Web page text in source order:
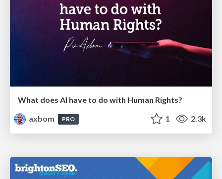
What does AI have to do with Human Rights?
axbom
PRO 1 2.3k